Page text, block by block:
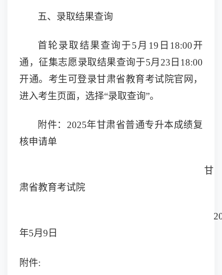
五、录取结果查询
首轮录取结果查询于5月 19 日 18:00开
通，征集志愿录取结果查询于5月23 日 18:00
开通。考生可登录甘肃省教育考试院官网，
进入考生页面，选择“录取查询”。
附件： 2025年甘肃省普通专升本成绩复
核申请单
甘
肃省教育考试院
年5月 9 日
附件: